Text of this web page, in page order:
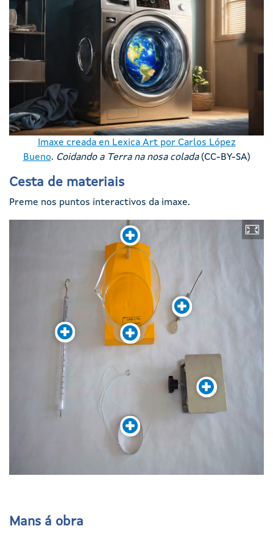
Imaxe creada en Lexica Art por Carlos López
Bueno. Coidando a Terra na nosa colada(CC-BY-SA)
Cesta de materiais
Preme nos puntos interactivos da imaxe.
Mans á obra